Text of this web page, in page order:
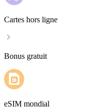
Cartes hors ligne
Bonus gratuit
eSIM mondial